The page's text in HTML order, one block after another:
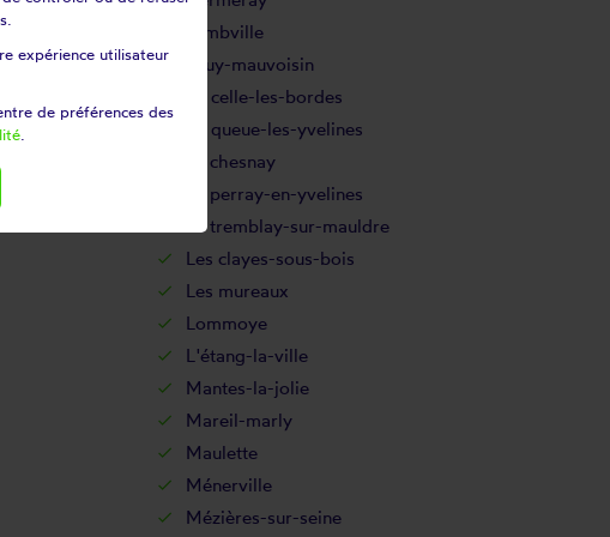
Jambville
Jouy-mauvoisin
La celle-les-bordes
La queue-les-yvelines
Le chesnay
Le perray-en-yvelines
Le tremblay-sur-mauldre
Les clayes-sous-bois
Les mureaux
Lommoye
L'étang-la-ville
Mantes-la-jolie
Mareil-marly
Maulette
Ménerville
Mézières-sur-seine
expérience utilisateur
de préférences des